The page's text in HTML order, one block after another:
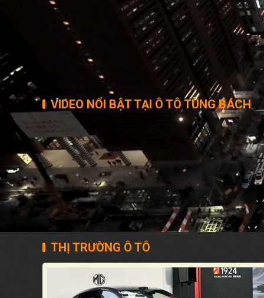
VIDEO NỔI BẬT TẠI Ô TÔ TÙNG BÁCH
THỊ TRƯỜNG Ô TÔ